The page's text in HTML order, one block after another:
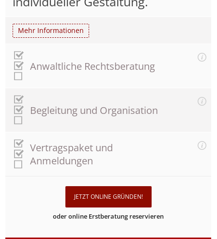
Mehr Informationen
Anwaltliche Rechtsberatung
Begleitung und Organisation
Vertragspaket und
Anmeldungen
JETZT ONLINE GRÜNDEN!
oder online Erstberatung reservieren